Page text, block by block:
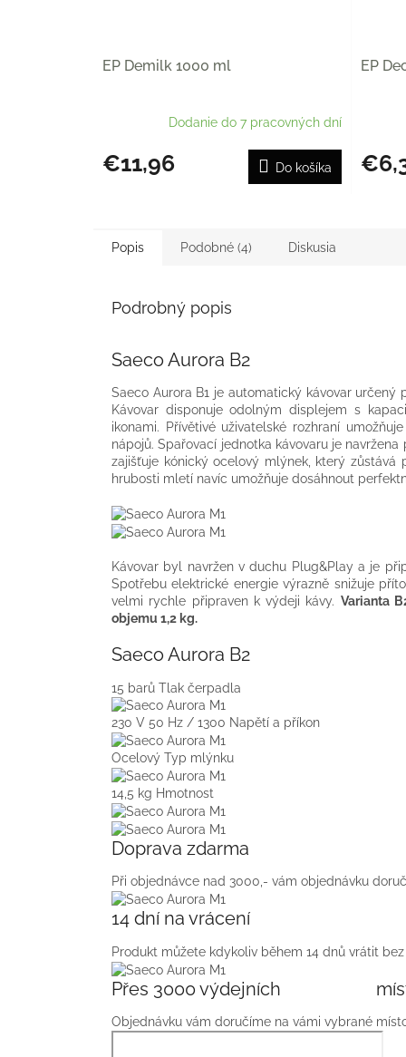
EP Demilk 1000 ml
Dodanie do 7 pracovných dní
€11,96 Do košíka
EP
Popis Podobné (4) Diskusia
Podrobný popis
Saeco Aurora B2
Saeco Aurora B1 je automatický kávovar
Kávovar disponuje odolným displejem s
ikonami. Přívětivé uživatelské rozhraní
nápojů. Spařovací jednotka kávovaru je
zajišťuje kónický ocelový mlýnek, který
hrubosti mletí navíc umožňuje dosáhnout
Kávovar byl navržen v duchu Plug&Play a je
Spotřebu elektrické energie výrazně snižuje
velmi rychle připraven k výdeji kávy. Varianta
objemu 1,2 kg.
Saeco Aurora B2
15 barů Tlak čerpadla
230 V 50 Hz / 1300 Napětí a příkon
Ocelový Typ mlýnku
14,5 kg Hmotnost
Doprava zdarma
Při objednávce nad 3000,- vám objednávku
14 dní na vrácení
Produkt můžete kdykoliv během 14 dnů vrátit
Přes 3000 výdejních
Objednávku vám doručíme na vámi vybrané